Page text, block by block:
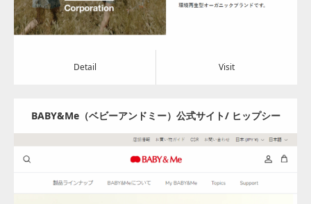
Detail Visit
BABY&Me（ベビーアンドミー）公式サイト/ ヒップシー
ートキャリア